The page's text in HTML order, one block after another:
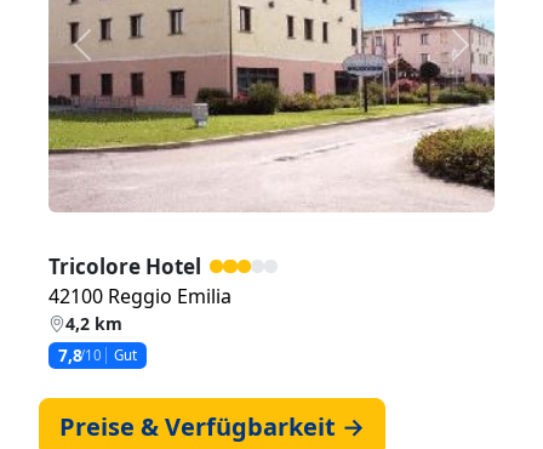
Zurück Weiter
Tricolore Hotel
42100 Reggio Emilia
4,2 km
7,8/10 Gut
Preise & Verfügbarkeit →